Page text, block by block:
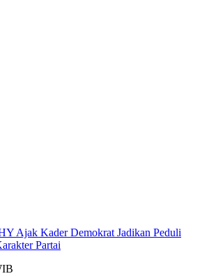
Ajak Kader Demokrat Jadikan Peduli
Partai